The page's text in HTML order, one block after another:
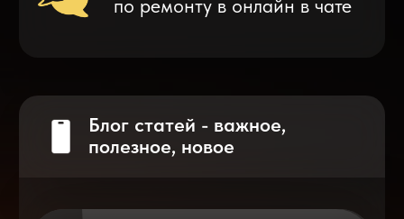
после мошенников
Что делать после замены аккумулятора
на смартфоне?